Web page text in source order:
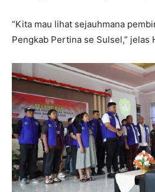
“Kita mau lihat sejauhmana
Pengkab Pertina se Sulsel,” jelas